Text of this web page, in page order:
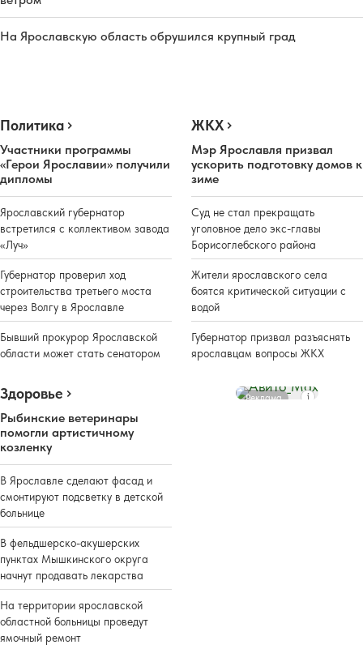
На Ярославскую область обрушился крупный град
Политика
Участники программы
«Герои Ярославии» получили
дипломы
Ярославский губернатор
встретился с коллективом завода
«Луч»
Губернатор проверил ход
строительства третьего моста
через Волгу в Ярославле
Бывший прокурор Ярославской
области может стать сенатором
ЖКХ
Мэр Ярославля призвал
ускорить подготовку домов к
зиме
Суд не стал прекращать
уголовное дело экс-главы
Борисоглебского района
Жители ярославского села
боятся критической ситуации с
водой
Губернатор призвал разъяснять
ярославцам вопросы ЖКХ
Здоровье
Рыбинские ветеринары
помогли артистичному
козленку
В Ярославле сделают фасад и
смонтируют подсветку в детской
больнице
В фельдшерско-акушерских
пунктах Мышкинского округа
начнут продавать лекарства
На территории ярославской
областной больницы проведут
ямочный ремонт
Реклама